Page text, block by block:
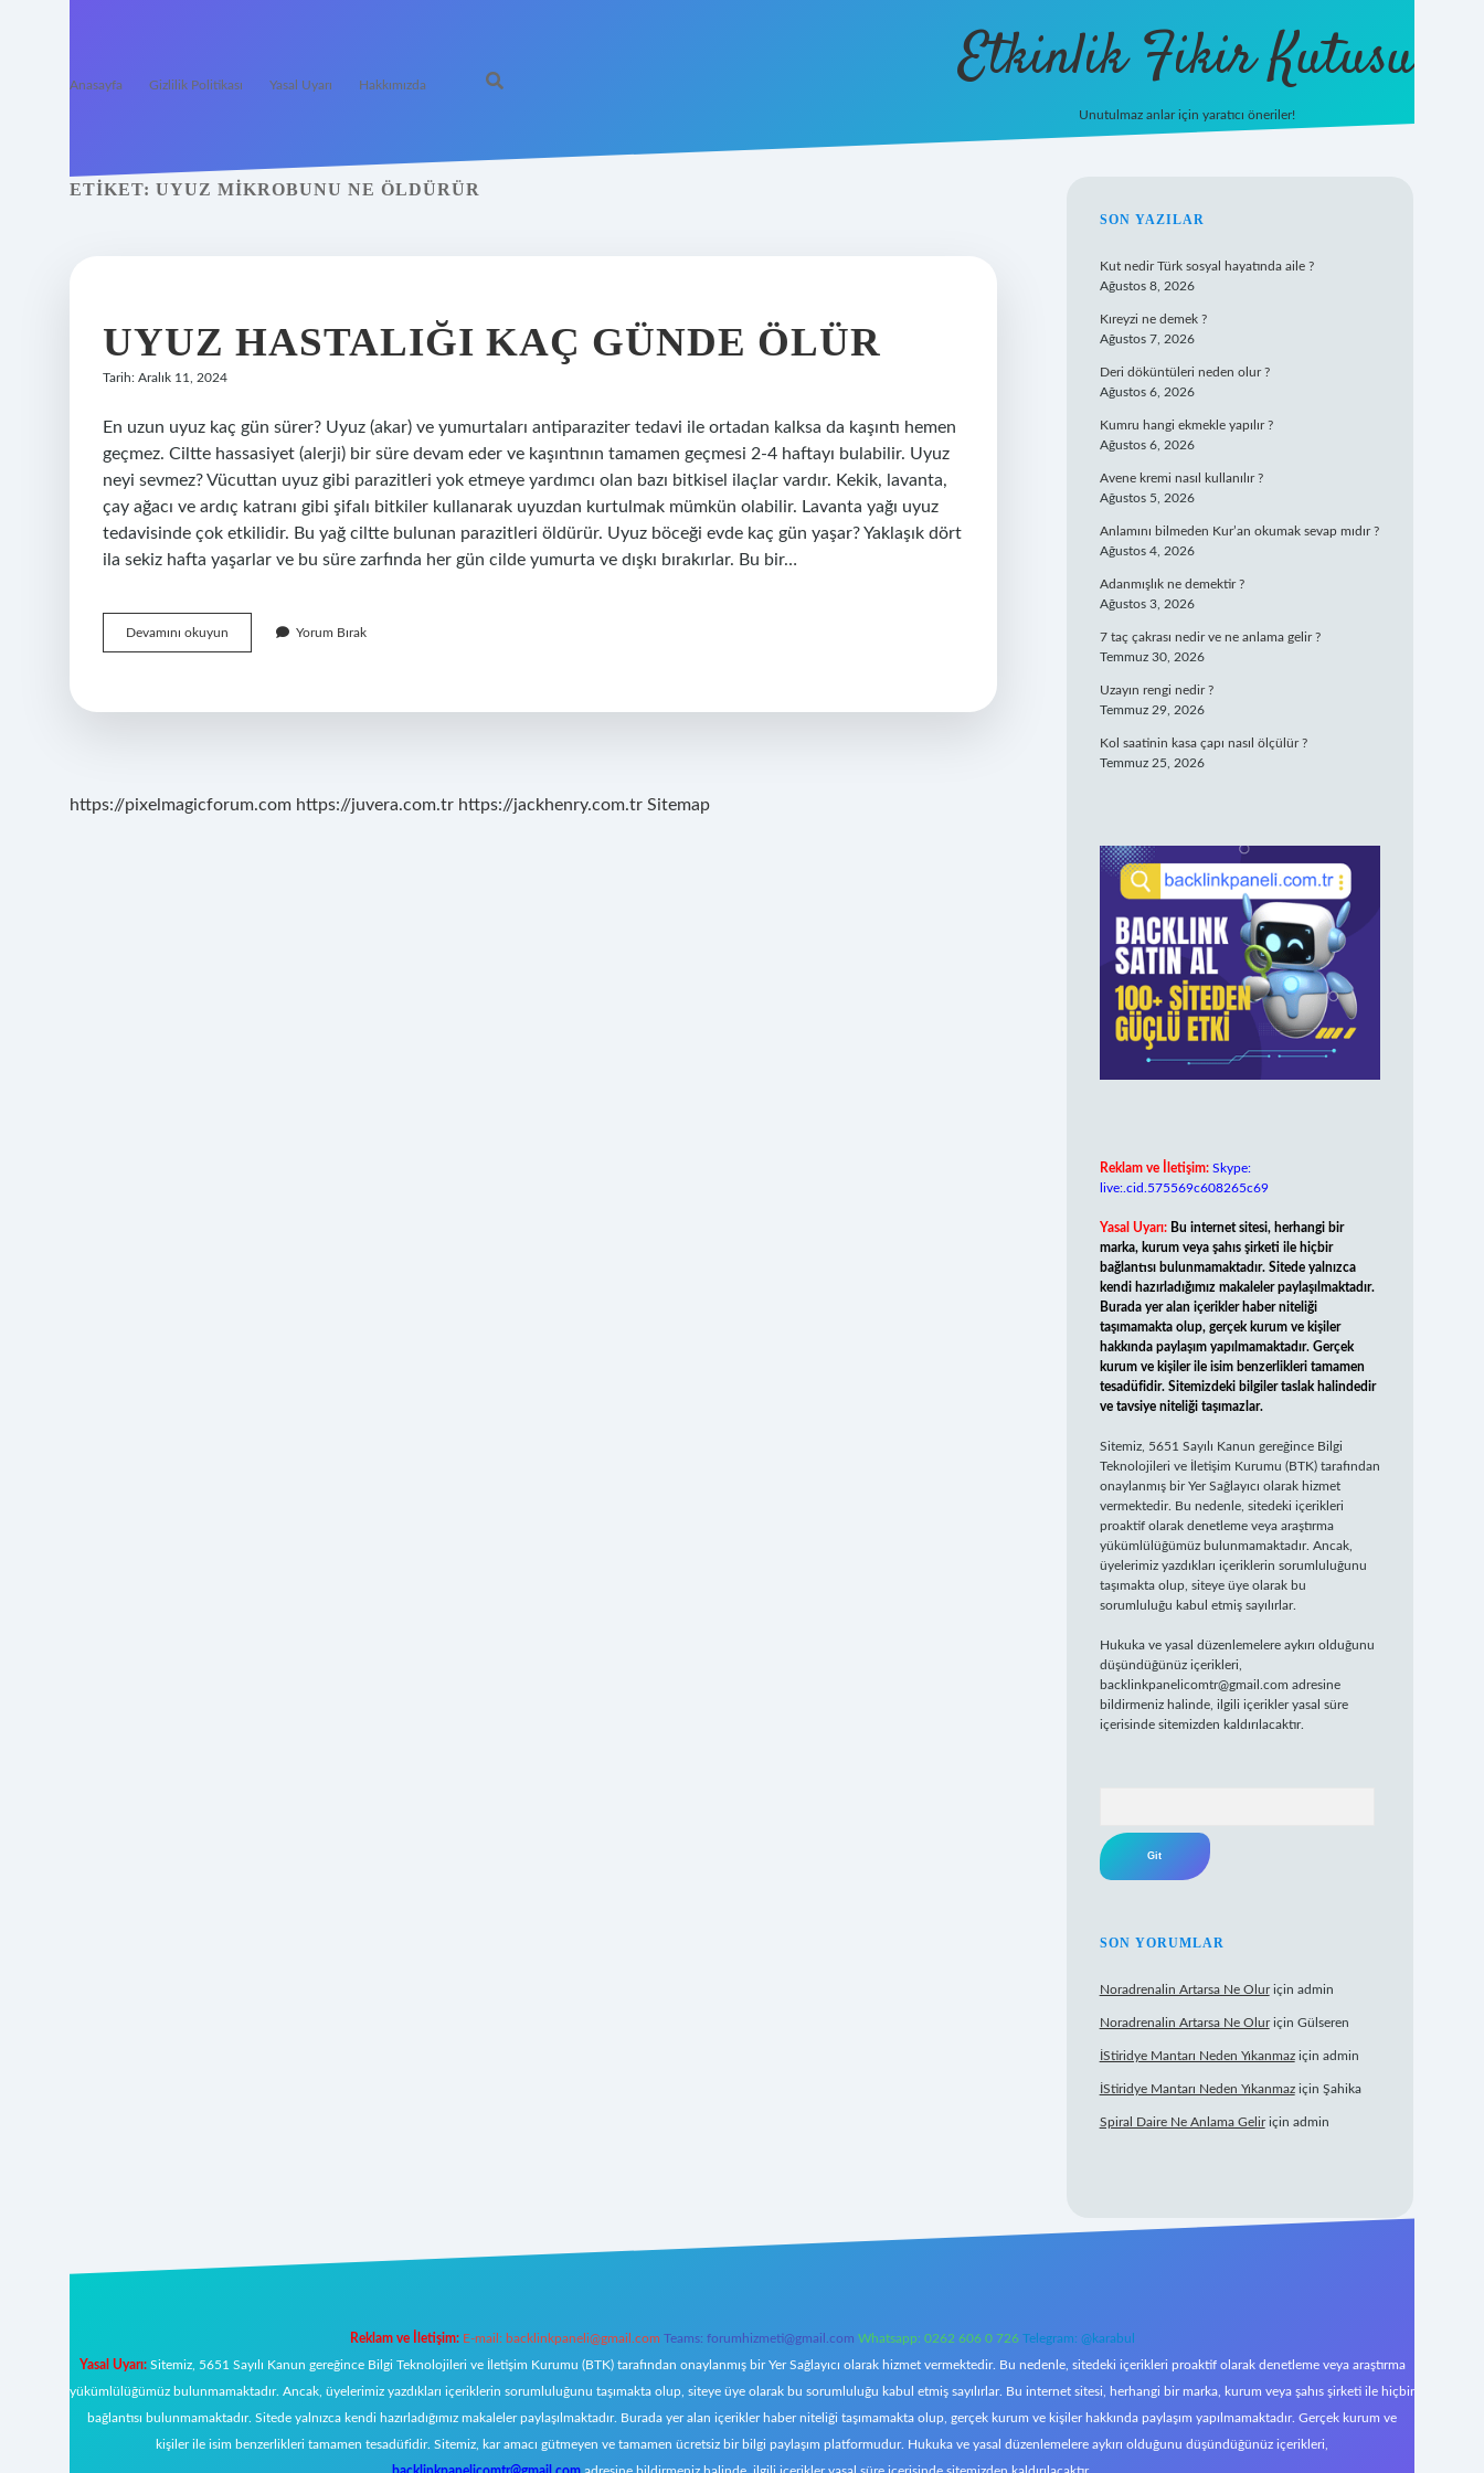
Anasayfa Gizlilik Politikası Yasal Uyarı Hakkımızda Etkinlik Fikir Kutusu
Unutulmaz anlar için yaratıcı öneriler!
ETIKET: UYUZ MIKROBUNU NE ÖLDÜRÜR
UYUZ HASTALIĞI KAÇ GÜNDE ÖLÜR
Tarih: Aralık 11, 2024
En uzun uyuz kaç gün sürer? Uyuz (akar) ve yumurtaları antiparaziter tedavi ile ortadan kalksa da kaşıntı hemen
geçmez. Ciltte hassasiyet (alerji) bir süre devam eder ve kaşıntının tamamen geçmesi 2-4 haftayı bulabilir. Uyuz
neyi sevmez? Vücuttan uyuz gibi parazitleri yok etmeye yardımcı olan bazı bitkisel ilaçlar vardır. Kekik, lavanta,
çay ağacı ve ardıç katranı gibi şifalı bitkiler kullanarak uyuzdan kurtulmak mümkün olabilir. Lavanta yağı uyuz
tedavisinde çok etkilidir. Bu yağ ciltte bulunan parazitleri öldürür. Uyuz böceği evde kaç gün yaşar? Yaklaşık dört
ila sekiz hafta yaşarlar ve bu süre zarfında her gün cilde yumurta ve dışkı bırakırlar. Bu bir…
Devamını okuyun
Hastalığı
Ölür
Yorum Bırak
https://pixelmagicforum.com https://juvera.com.tr https://jackhenry.com.tr Sitemap
SIDEBAR
SON YAZILAR
Kut nedir Türk sosyal hayatında aile ?
Ağustos 8, 2026
Kıreyzi ne demek ?
Ağustos 7, 2026
Deri döküntüleri neden olur ?
Ağustos 6, 2026
Kumru hangi ekmekle yapılır ?
Ağustos 6, 2026
Avene kremi nasıl kullanılır ?
Ağustos 5, 2026
Anlamını bilmeden Kur’an okumak sevap mıdır ?
Ağustos 4, 2026
Adanmışlık ne demektir ?
Ağustos 3, 2026
7 taç çakrası nedir ve ne anlama gelir ?
Temmuz 30, 2026
Uzayın rengi nedir ?
Temmuz 29, 2026
Kol saatinin kasa çapı nasıl ölçülür ?
Temmuz 25, 2026
Reklam ve İletişim: Skype:
live:.cid.575569c608265c69
Yasal Uyarı: Bu internet sitesi, herhangi bir
marka, kurum veya şahıs şirketi ile hiçbir
bağlantısı bulunmamaktadır. Sitede yalnızca
kendi hazırladığımız makaleler paylaşılmaktadır.
Burada yer alan içerikler haber niteliği
taşımamakta olup, gerçek kurum ve kişiler
hakkında paylaşım yapılmamaktadır. Gerçek
kurum ve kişiler ile isim benzerlikleri tamamen
tesadüfidir. Sitemizdeki bilgiler taslak halindedir
ve tavsiye niteliği taşımazlar.
Sitemiz, 5651 Sayılı Kanun gereğince Bilgi
Teknolojileri ve İletişim Kurumu (BTK) tarafından
onaylanmış bir Yer Sağlayıcı olarak hizmet
vermektedir. Bu nedenle, sitedeki içerikleri
proaktif olarak denetleme veya araştırma
yükümlülüğümüz bulunmamaktadır. Ancak,
üyelerimiz yazdıkları içeriklerin sorumluluğunu
taşımakta olup, siteye üye olarak bu
sorumluluğu kabul etmiş sayılırlar.
Hukuka ve yasal düzenlemelere aykırı olduğunu
düşündüğünüz içerikleri,
backlinkpanelicomtr@gmail.com adresine
bildirmeniz halinde, ilgili içerikler yasal süre
içerisinde sitemizden kaldırılacaktır.
SON YORUMLAR
Noradrenalin Artarsa Ne Oluriçin admin
Noradrenalin Artarsa Ne Oluriçin Gülseren
İStiridye Mantarı Neden Yıkanmaziçin admin
İStiridye Mantarı Neden Yıkanmaziçin Şahika
Spiral Daire Ne Anlama Geliriçin admin
Reklam ve İletişim: E-mail: backlinkpaneli@gmail.com Teams: forumhizmeti@gmail.com Whatsapp: 0262 606 0 726 Telegram: @karabul
Yasal Uyarı:Sitemiz, 5651 Sayılı Kanun gereğince Bilgi Teknolojileri ve İletişim Kurumu (BTK) tarafından onaylanmış bir Yer Sağlayıcı olarak hizmet vermektedir. Bu nedenle, sitedeki içerikleri proaktif olarak denetleme veya araştırma
yükümlülüğümüz bulunmamaktadır. Ancak, üyelerimiz yazdıkları içeriklerin sorumluluğunu taşımakta olup, siteye üye olarak bu sorumluluğu kabul etmiş sayılırlar. Bu internet sitesi, herhangi bir marka, kurum veya şahıs şirketi ile hiçbir
bağlantısı bulunmamaktadır. Sitede yalnızca kendi hazırladığımız makaleler paylaşılmaktadır. Burada yer alan içerikler haber niteliği taşımamakta olup, gerçek kurum ve kişiler hakkında paylaşım yapılmamaktadır. Gerçek kurum ve
kişiler ile isim benzerlikleri tamamen tesadüfidir. Sitemiz, kar amacı gütmeyen ve tamamen ücretsiz bir bilgi paylaşım platformudur. Hukuka ve yasal düzenlemelere aykırı olduğunu düşündüğünüz içerikleri,